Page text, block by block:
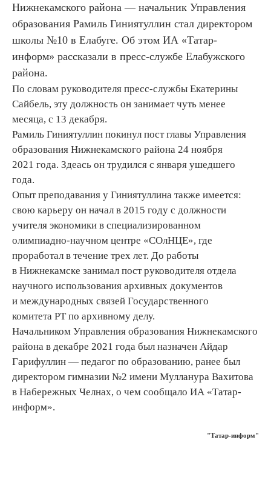
Нижнекамского района — начальник Управления
образования Рамиль Гиниятуллин стал директором
школы №10 в Елабуге. Об этом ИА «Татар-
информ» рассказали в пресс-службе Елабужского
района.
По словам руководителя пресс-службы Екатерины
Сайбель, эту должность он занимает чуть менее
месяца, с 13 декабря.
Рамиль Гиниятуллин покинул пост главы Управления
образования Нижнекамского района 24 ноября
2021 года. Здеась он трудился с января ушедшего
года.
Опыт преподавания у Гиниятуллина также имеется:
свою карьеру он начал в 2015 году с должности
учителя экономики в специализированном
олимпиадно-научном центре «СОлНЦЕ», где
проработал в течение трех лет. До работы
в Нижнекамске занимал пост руководителя отдела
научного использования архивных документов
и международных связей Государственного
комитета РТ по архивному делу.
Начальником Управления образования Нижнекамского
района в декабре 2021 года был назначен Айдар
Гарифуллин — педагог по образованию, ранее был
директором гимназии №2 имени Мулланура Вахитова
в Набережных Челнах, о чем сообщало ИА «Татар-
информ».
"Татар-информ"